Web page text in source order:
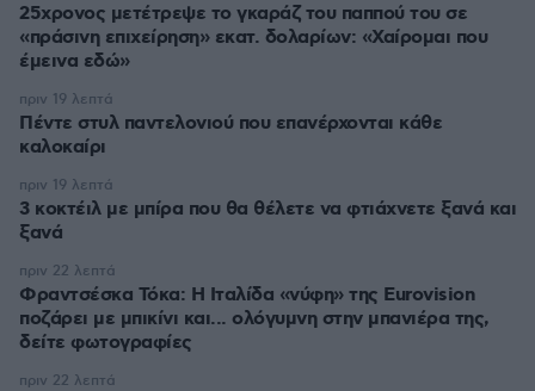
25χρονος μετέτρεψε το γκαράζ του παππού του σε
«πράσινη επιχείρηση» εκατ. δολαρίων: «Χαίρομαι που
έμεινα εδώ»
Πέντε στυλ παντελονιού που επανέρχονται κάθε
καλοκαίρι
πριν 19 λεπτά
3 κοκτέιλ με μπίρα που θα θέλετε να φτιάχνετε ξανά και
ξανά
πριν 19 λεπτά
Φραντσέσκα Τόκα: Η Ιταλίδα «νύφη» της Eurovision
ποζάρει με μπικίνι και... ολόγυμνη στην μπανιέρα της,
δείτε φωτογραφίες
πριν 22 λεπτά
πριν 22 λεπτά